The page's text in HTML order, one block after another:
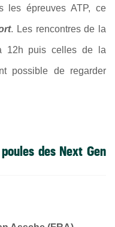
les épreuves ATP, ce
. Les rencontres de la
12h puis celles de la
possible de regarder
des Next Gen